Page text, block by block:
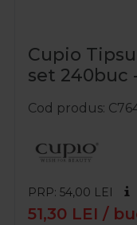
Cupio
set 240buc
Cod produs
PRP: 54,00 LEI
51,30 LEI /